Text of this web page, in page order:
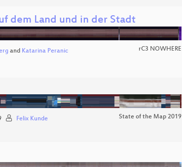
dem Land und in der Stadt
and Katarina Peranic rC3 NOWHERE
Felix Kunde State of the Map 2019